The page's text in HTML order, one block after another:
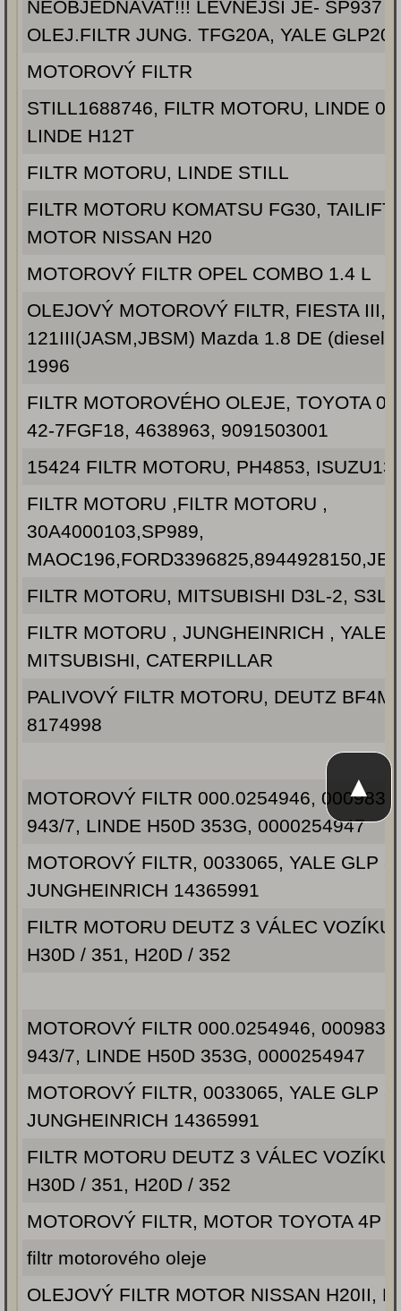
NEOBJEDNÁVAT!!! LEVNĚJŠÍ JE- SP937
OLEJ.FILTR JUNG. TFG20A, YALE
MOTOROVÝ FILTR
STILL1688746, FILTR MOTORU, LINDE
LINDE H12T
FILTR MOTORU, LINDE STILL
FILTR MOTORU KOMATSU FG30, TAILIFT
MOTOR NISSAN H20
MOTOROVÝ FILTR OPEL COMBO 1.4 L
OLEJOVÝ MOTOROVÝ FILTR, FIESTA III,
121III(JASM,JBSM) Mazda 1.8 DE (diesel
1996
FILTR MOTOROVÉHO OLEJE, TOYOTA
42-7FGF18, 4638963, 9091503001
15424 FILTR MOTORU, PH4853,
FILTR MOTORU ,FILTR MOTORU ,
30A4000103,SP989,
FILTR MOTORU, MITSUBISHI D3L-2,
FILTR MOTORU , JUNGHEINRICH , YALE,
MITSUBISHI, CATERPILLAR
PALIVOVÝ FILTR MOTORU, DEUTZ
8174998
MOTOROVÝ FILTR 000.0254946,
943/7, LINDE H50D 353G, 0000254947
MOTOROVÝ FILTR, 0033065, YALE GLP
JUNGHEINRICH 14365991
FILTR MOTORU DEUTZ 3 VÁLEC VOZÍKU
H30D / 351, H20D / 352
MOTOROVÝ FILTR 000.0254946,
943/7, LINDE H50D 353G, 0000254947
MOTOROVÝ FILTR, 0033065, YALE GLP
JUNGHEINRICH 14365991
FILTR MOTORU DEUTZ 3 VÁLEC VOZÍKU
H30D / 351, H20D / 352
MOTOROVÝ FILTR, MOTOR TOYOTA 4P
filtr motorového oleje
OLEJOVÝ FILTR MOTOR NISSAN H20II,
▲